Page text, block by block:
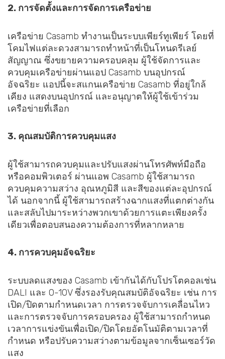
2. การจัดตั้งและการจัดการเครือข่าย
เครือข่าย Casamb ทำงานเป็นระบบเพียร์ทูเพียร์ โดยที่
โคมไฟแต่ละดวงสามารถทำหน้าที่เป็นโหนดรีเลย์
สัญญาณ ซึ่งขยายความครอบคลุม ผู้ใช้จัดการและ
ควบคุมเครือข่ายผ่านแอป Casamb บนอุปกรณ์
อัจฉริยะ แอปนี้จะสแกนเครือข่าย Casamb ที่อยู่ใกล้
เคียง แสดงบนอุปกรณ์ และอนุญาตให้ผู้ใช้เข้าร่วม
เครือข่ายที่เลือก
3. คุณสมบัติการควบคุมแสง
ผู้ใช้สามารถควบคุมและปรับแสงผ่านโทรศัพท์มือถือ
หรือคอมพิวเตอร์ ผ่านแอพ Casamb ผู้ใช้สามารถ
ควบคุมความสว่าง อุณหภูมิสี และสีของแต่ละอุปกรณ์
ได้ นอกจากนี้ ผู้ใช้สามารถสร้างฉากแสงที่แตกต่างกัน
และสลับไปมาระหว่างพวกเขาด้วยการแตะเพียงครั้ง
เดียวเพื่อตอบสนองความต้องการที่หลากหลาย
4. การควบคุมอัจฉริยะ
ระบบลดแสงของ Casamb เข้ากันได้กับโปรโตคอลเช่น
DALI และ 0-10V ซึ่งรองรับคุณสมบัติอัจฉริยะ เช่น การ
เปิด/ปิดตามกำหนดเวลา การตรวจจับการเคลื่อนไหว
และการตรวจจับการครอบครอง ผู้ใช้สามารถกำหนด
เวลาการแข่งขันเพื่อเปิด/ปิดโดยอัตโนมัติตามเวลาที่
กำหนด หรือปรับความสว่างตามข้อมูลจากเซ็นเซอร์วัด
แสง